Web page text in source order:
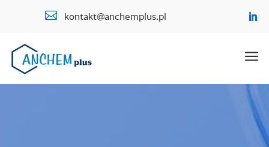
 kontakt@anchemplus.pl
a